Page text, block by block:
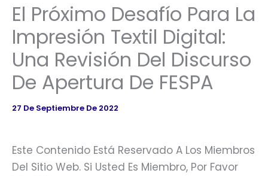
El Próximo Desafío Para La
Impresión Textil Digital:
Una Revisión Del Discurso
De Apertura De FESPA
27 De Septiembre De 2022
Este Contenido Está Reservado A Los Miembros
Del Sitio Web. Si Usted Es Miembro, Por Favor